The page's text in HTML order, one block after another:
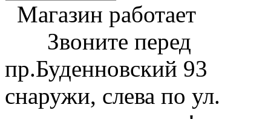
Магазин работает
Звоните перед
пр.Буденновский 93
снаружи, слева по ул.